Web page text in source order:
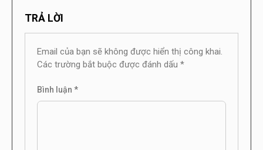
TRẢ LỜI
Email của bạn sẽ không được hiển thị công khai.
Các trường bắt buộc được đánh dấu *
Bình luận *